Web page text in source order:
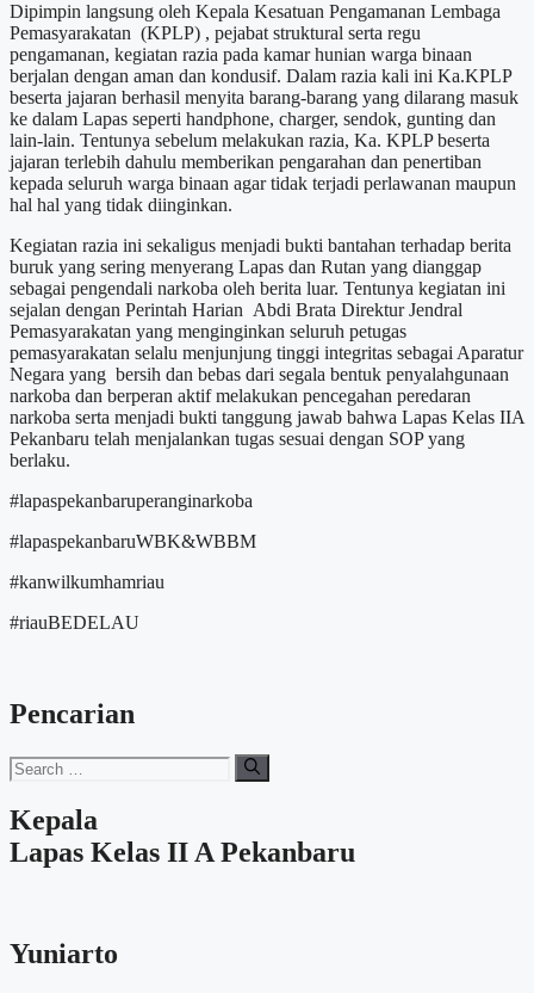
Dipimpin langsung oleh Kepala Kesatuan Pengamanan Lembaga
Pemasyarakatan (KPLP) , pejabat struktural serta regu
pengamanan, kegiatan razia pada kamar hunian warga binaan
berjalan dengan aman dan kondusif. Dalam razia kali ini Ka.KPLP
beserta jajaran berhasil menyita barang-barang yang dilarang masuk
ke dalam Lapas seperti handphone, charger, sendok, gunting dan
lain-lain. Tentunya sebelum melakukan razia, Ka. KPLP beserta
jajaran terlebih dahulu memberikan pengarahan dan penertiban
kepada seluruh warga binaan agar tidak terjadi perlawanan maupun
hal hal yang tidak diinginkan.
Kegiatan razia ini sekaligus menjadi bukti bantahan terhadap berita
buruk yang sering menyerang Lapas dan Rutan yang dianggap
sebagai pengendali narkoba oleh berita luar. Tentunya kegiatan ini
sejalan dengan Perintah Harian Abdi Brata Direktur Jendral
Pemasyarakatan yang menginginkan seluruh petugas
pemasyarakatan selalu menjunjung tinggi integritas sebagai Aparatur
Negara yang bersih dan bebas dari segala bentuk penyalahgunaan
narkoba dan berperan aktif melakukan pencegahan peredaran
narkoba serta menjadi bukti tanggung jawab bahwa Lapas Kelas IIA
Pekanbaru telah menjalankan tugas sesuai dengan SOP yang
berlaku.
#lapaspekanbaruperanginarkoba
#lapaspekanbaruWBK&WBBM
#kanwilkumhamriau
#riauBEDELAU
Pencarian
Search
for:
Kepala
Lapas Kelas II A Pekanbaru
Yuniarto